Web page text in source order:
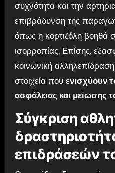
συχνότητα και την
επιβράδυνση της
όπως η κορτιζόλη βοηθά
ισορροπίας. Επίσης,
κοινωνική
στοιχεία που ενισχύουν
ασφάλειας και μείωσης
Σύγκριση
επιδράσεών